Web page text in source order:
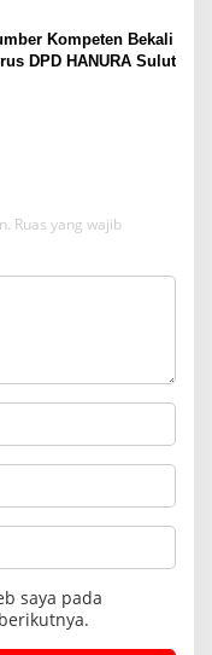
Kompeten Bekali
DPD HANURA Sulut
Ruas yang wajib
saya pada